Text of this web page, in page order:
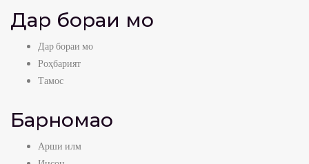
Дар бораи мо
Дар бораи мо
Роҳбарият
Тамос
Барномаҳо
Арши илм